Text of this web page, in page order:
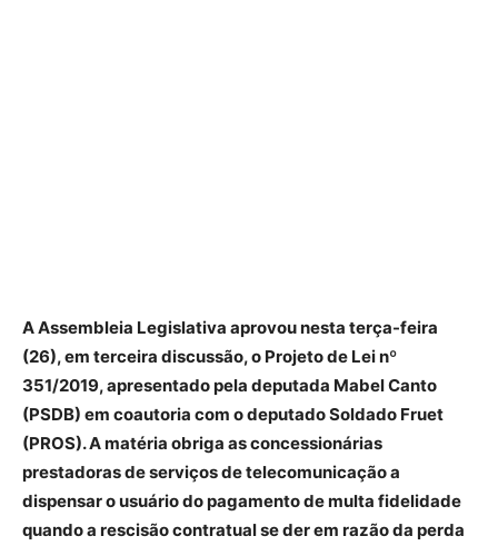
A Assembleia Legislativa aprovou nesta terça-feira
(26), em terceira discussão, o Projeto de Lei nº
351/2019, apresentado pela deputada Mabel Canto
(PSDB) em coautoria com o deputado Soldado Fruet
(PROS). A matéria obriga as concessionárias
prestadoras de serviços de telecomunicação a
dispensar o usuário do pagamento de multa fidelidade
quando a rescisão contratual se der em razão da perda